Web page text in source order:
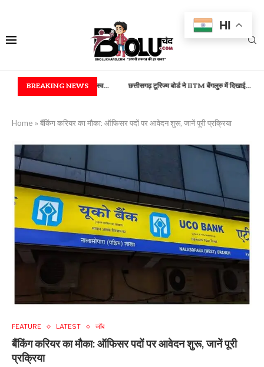
BREAKING NEWS
व्यवस्था, राजस्व... छत्तीसगढ़ टूरिज्म बोर्ड ने IITM बेंगलुरु में दिखाई... बड़ी खबर: केंद्रीय
Home » बैंकिंग करियर का मौका: ऑफिसर पदों पर आवेदन शुरू, जानें पूरी प्रक्रिया
FEATURE LATEST जॉब
बैंकिंग करियर का मौका: ऑफिसर पदों पर आवेदन शुरू, जानें पूरी
प्रक्रिया
HI